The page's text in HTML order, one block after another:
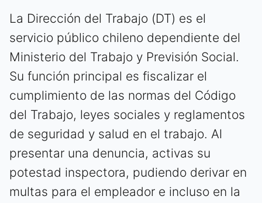
La Dirección del Trabajo (DT) es el
servicio público chileno dependiente del
Ministerio del Trabajo y Previsión Social.
Su función principal es fiscalizar el
cumplimiento de las normas del Código
del Trabajo, leyes sociales y reglamentos
de seguridad y salud en el trabajo. Al
presentar una denuncia, activas su
potestad inspectora, pudiendo derivar en
multas para el empleador e incluso en la